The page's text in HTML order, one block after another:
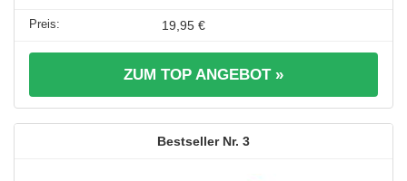
19,95 €
ZUM TOP ANGEBOT »
3